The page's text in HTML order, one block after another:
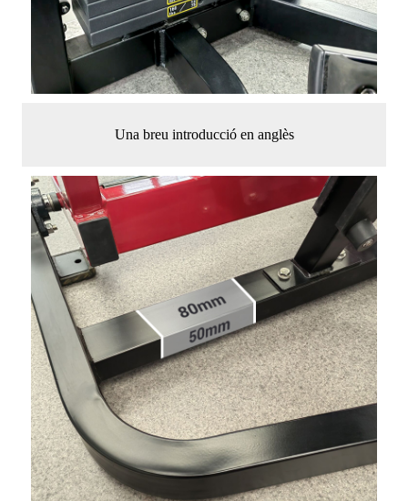
Una breu introducció en anglès